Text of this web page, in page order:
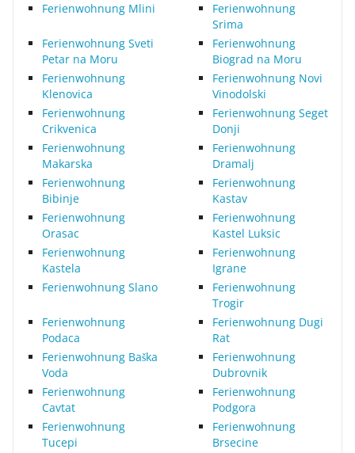
Ferienwohnung Mlini
Ferienwohnung
Srima
Ferienwohnung Sveti
Petar na Moru
Ferienwohnung
Biograd na Moru
Ferienwohnung
Klenovica
Ferienwohnung Novi
Vinodolski
Ferienwohnung
Crikvenica
Ferienwohnung Seget
Donji
Ferienwohnung
Makarska
Ferienwohnung
Dramalj
Ferienwohnung
Bibinje
Ferienwohnung
Kastav
Ferienwohnung
Orasac
Ferienwohnung
Kastel Luksic
Ferienwohnung
Kastela
Ferienwohnung
Igrane
Ferienwohnung Slano
Ferienwohnung
Trogir
Ferienwohnung
Podaca
Ferienwohnung Dugi
Rat
Ferienwohnung Baška
Voda
Ferienwohnung
Dubrovnik
Ferienwohnung
Cavtat
Ferienwohnung
Podgora
Ferienwohnung
Tucepi
Ferienwohnung
Brsecine